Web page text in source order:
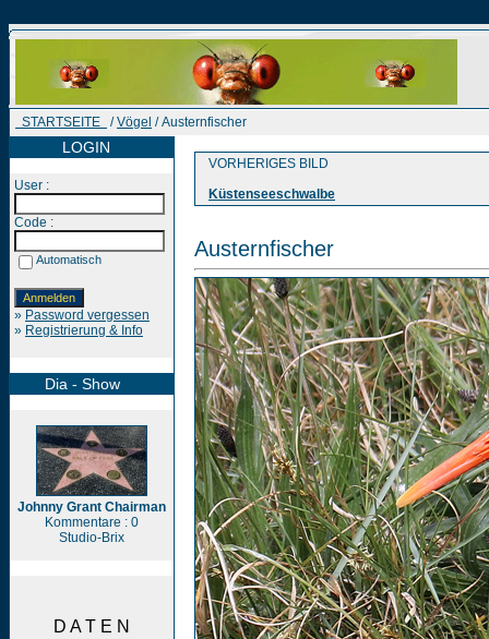
STARTSEITE /Vögel / Austernfischer
LOGIN
User :
Code :
Automatisch
» Password vergessen
» Registrierung & Info
Dia - Show
Johnny Grant Chairman
Kommentare : 0
Studio-Brix
D A T E N
VORHERIGES BILD
Küstenseeschwalbe
Austernfischer